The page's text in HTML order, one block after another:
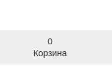
0
Корзина